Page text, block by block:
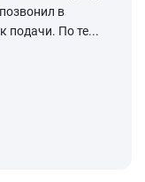
в
подачи. По те...